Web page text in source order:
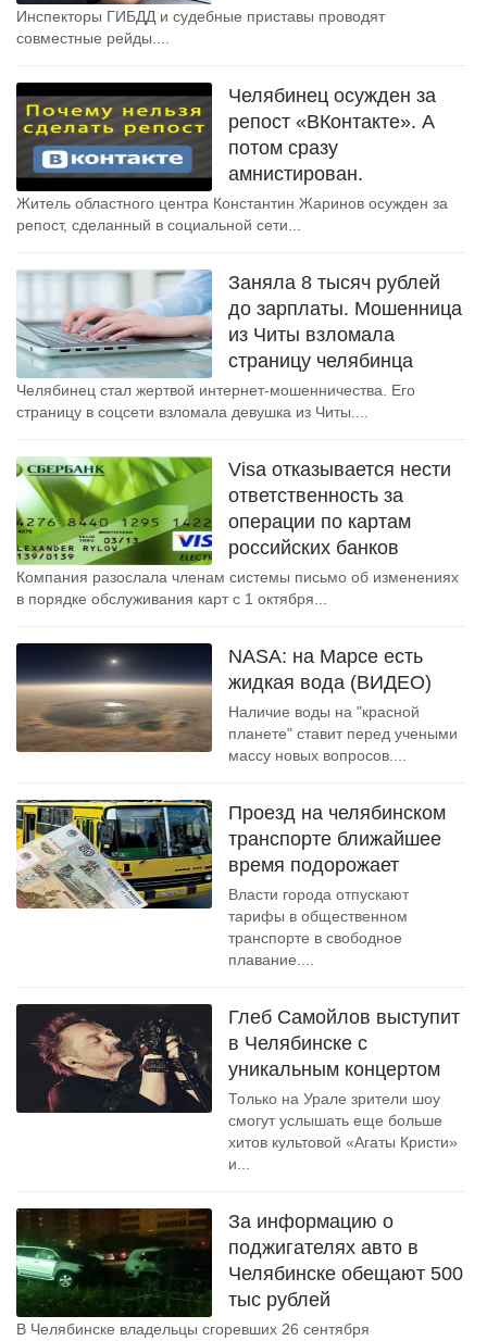
Инспекторы ГИБДД и судебные приставы проводят
совместные рейды....
Челябинец осужден за
репост «ВКонтакте». А
потом сразу
амнистирован.
Житель областного центра Константин Жаринов осужден за
репост, сделанный в социальной сети...
Заняла 8 тысяч рублей
до зарплаты. Мошенница
из Читы взломала
страницу челябинца
Челябинец стал жертвой интернет-мошенничества. Его
страницу в соцсети взломала девушка из Читы....
Visa отказывается нести
ответственность за
операции по картам
российских банков
Компания разослала членам системы письмо об изменениях
в порядке обслуживания карт с 1 октября...
NASA: на Марсе есть
жидкая вода (ВИДЕО)
Наличие воды на "красной
планете" ставит перед учеными
массу новых вопросов....
Проезд на челябинском
транспорте ближайшее
время подорожает
Власти города отпускают
тарифы в общественном
транспорте в свободное
плавание....
Глеб Самойлов выступит
в Челябинске с
уникальным концертом
Только на Урале зрители шоу
смогут услышать еще больше
хитов культовой «Агаты Кристи»
и...
За информацию о
поджигателях авто в
Челябинске обещают 500
тыс рублей
В Челябинске владельцы сгоревших 26 сентября